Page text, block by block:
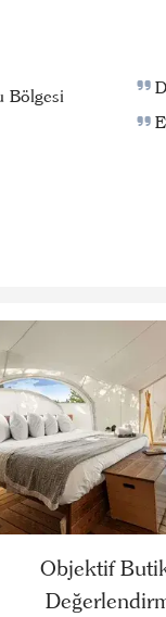
Bölgesi
Objektif